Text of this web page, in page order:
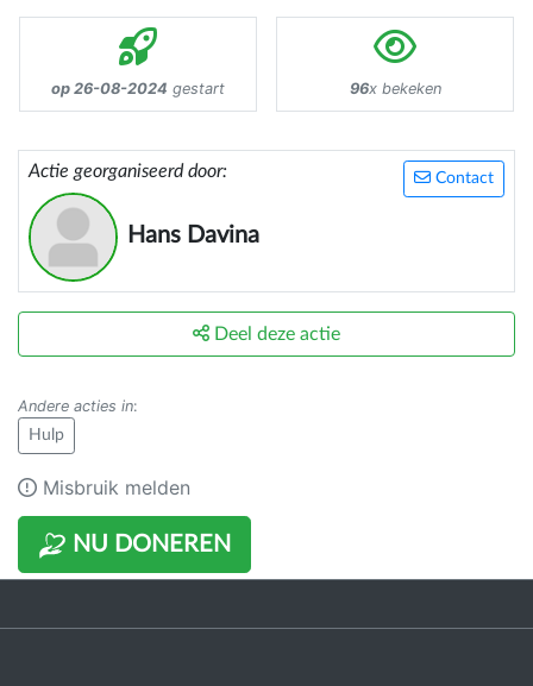
op 26-08-2024 gestart 96x bekeken
Contact
Actie georganiseerd door:
Hans Davina
NU DONEREN
Deel deze actie
Andere acties in:
Hulp
Misbruik melden